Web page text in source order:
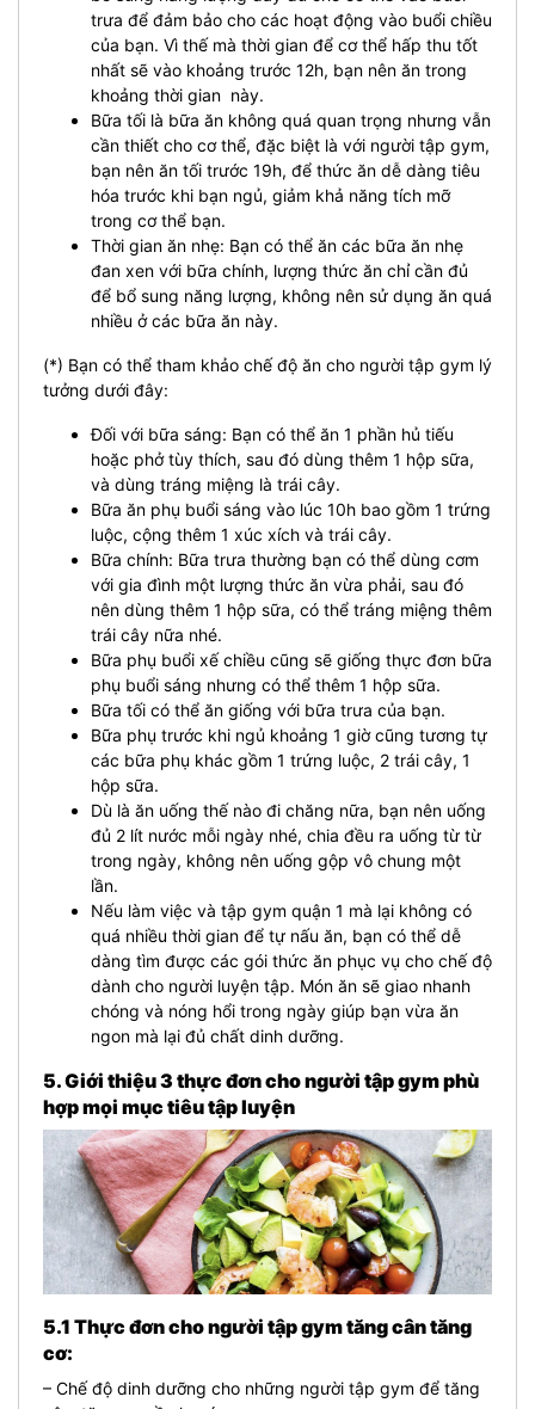
trưa để đảm bảo cho các hoạt động vào buổi chiều
của bạn. Vì thế mà thời gian để cơ thể hấp thu tốt
nhất sẽ vào khoảng trước 12h, bạn nên ăn trong
khoảng thời gian này.
Bữa tối là bữa ăn không quá quan trọng nhưng vẫn
cần thiết cho cơ thể, đặc biệt là với người tập gym,
bạn nên ăn tối trước 19h, để thức ăn dễ dàng tiêu
hóa trước khi bạn ngủ, giảm khả năng tích mỡ
trong cơ thể bạn.
Thời gian ăn nhẹ: Bạn có thể ăn các bữa ăn nhẹ
đan xen với bữa chính, lượng thức ăn chỉ cần đủ
để bổ sung năng lượng, không nên sử dụng ăn quá
nhiều ở các bữa ăn này.
(*) Bạn có thể tham khảo chế độ ăn cho người tập gym lý
tưởng dưới đây:
Đối với bữa sáng: Bạn có thể ăn 1 phần hủ tiếu
hoặc phở tùy thích, sau đó dùng thêm 1 hộp sữa,
và dùng tráng miệng là trái cây.
Bữa ăn phụ buổi sáng vào lúc 10h bao gồm 1 trứng
luộc, cộng thêm 1 xúc xích và trái cây.
Bữa chính: Bữa trưa thường bạn có thể dùng cơm
với gia đình một lượng thức ăn vừa phải, sau đó
nên dùng thêm 1 hộp sữa, có thể tráng miệng thêm
trái cây nữa nhé.
Bữa phụ buổi xế chiều cũng sẽ giống thực đơn bữa
phụ buổi sáng nhưng có thể thêm 1 hộp sữa.
Bữa tối có thể ăn giống với bữa trưa của bạn.
Bữa phụ trước khi ngủ khoảng 1 giờ cũng tương tự
các bữa phụ khác gồm 1 trứng luộc, 2 trái cây, 1
hộp sữa.
Dù là ăn uống thế nào đi chăng nữa, bạn nên uống
đủ 2 lít nước mỗi ngày nhé, chia đều ra uống từ từ
trong ngày, không nên uống gộp vô chung một
lần.
Nếu làm việc và tập gym quận 1 mà lại không có
quá nhiều thời gian để tự nấu ăn, bạn có thể dễ
dàng tìm được các gói thức ăn phục vụ cho chế độ
dành cho người luyện tập. Món ăn sẽ giao nhanh
chóng và nóng hổi trong ngày giúp bạn vừa ăn
ngon mà lại đủ chất dinh dưỡng.
5. Giới thiệu 3 thực đơn cho người tập gym phù
hợp mọi mục tiêu tập luyện
5.1 Thực đơn cho người tập gym tăng cân tăng
cơ:
– Chế độ dinh dưỡng cho những người tập gym để tăng